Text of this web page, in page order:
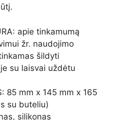
apie tinkamumą
žr. naudojimo
šildyti
su laisvai uždėtu
85 mm x 145 mm x 165
su buteliu)
silikonas